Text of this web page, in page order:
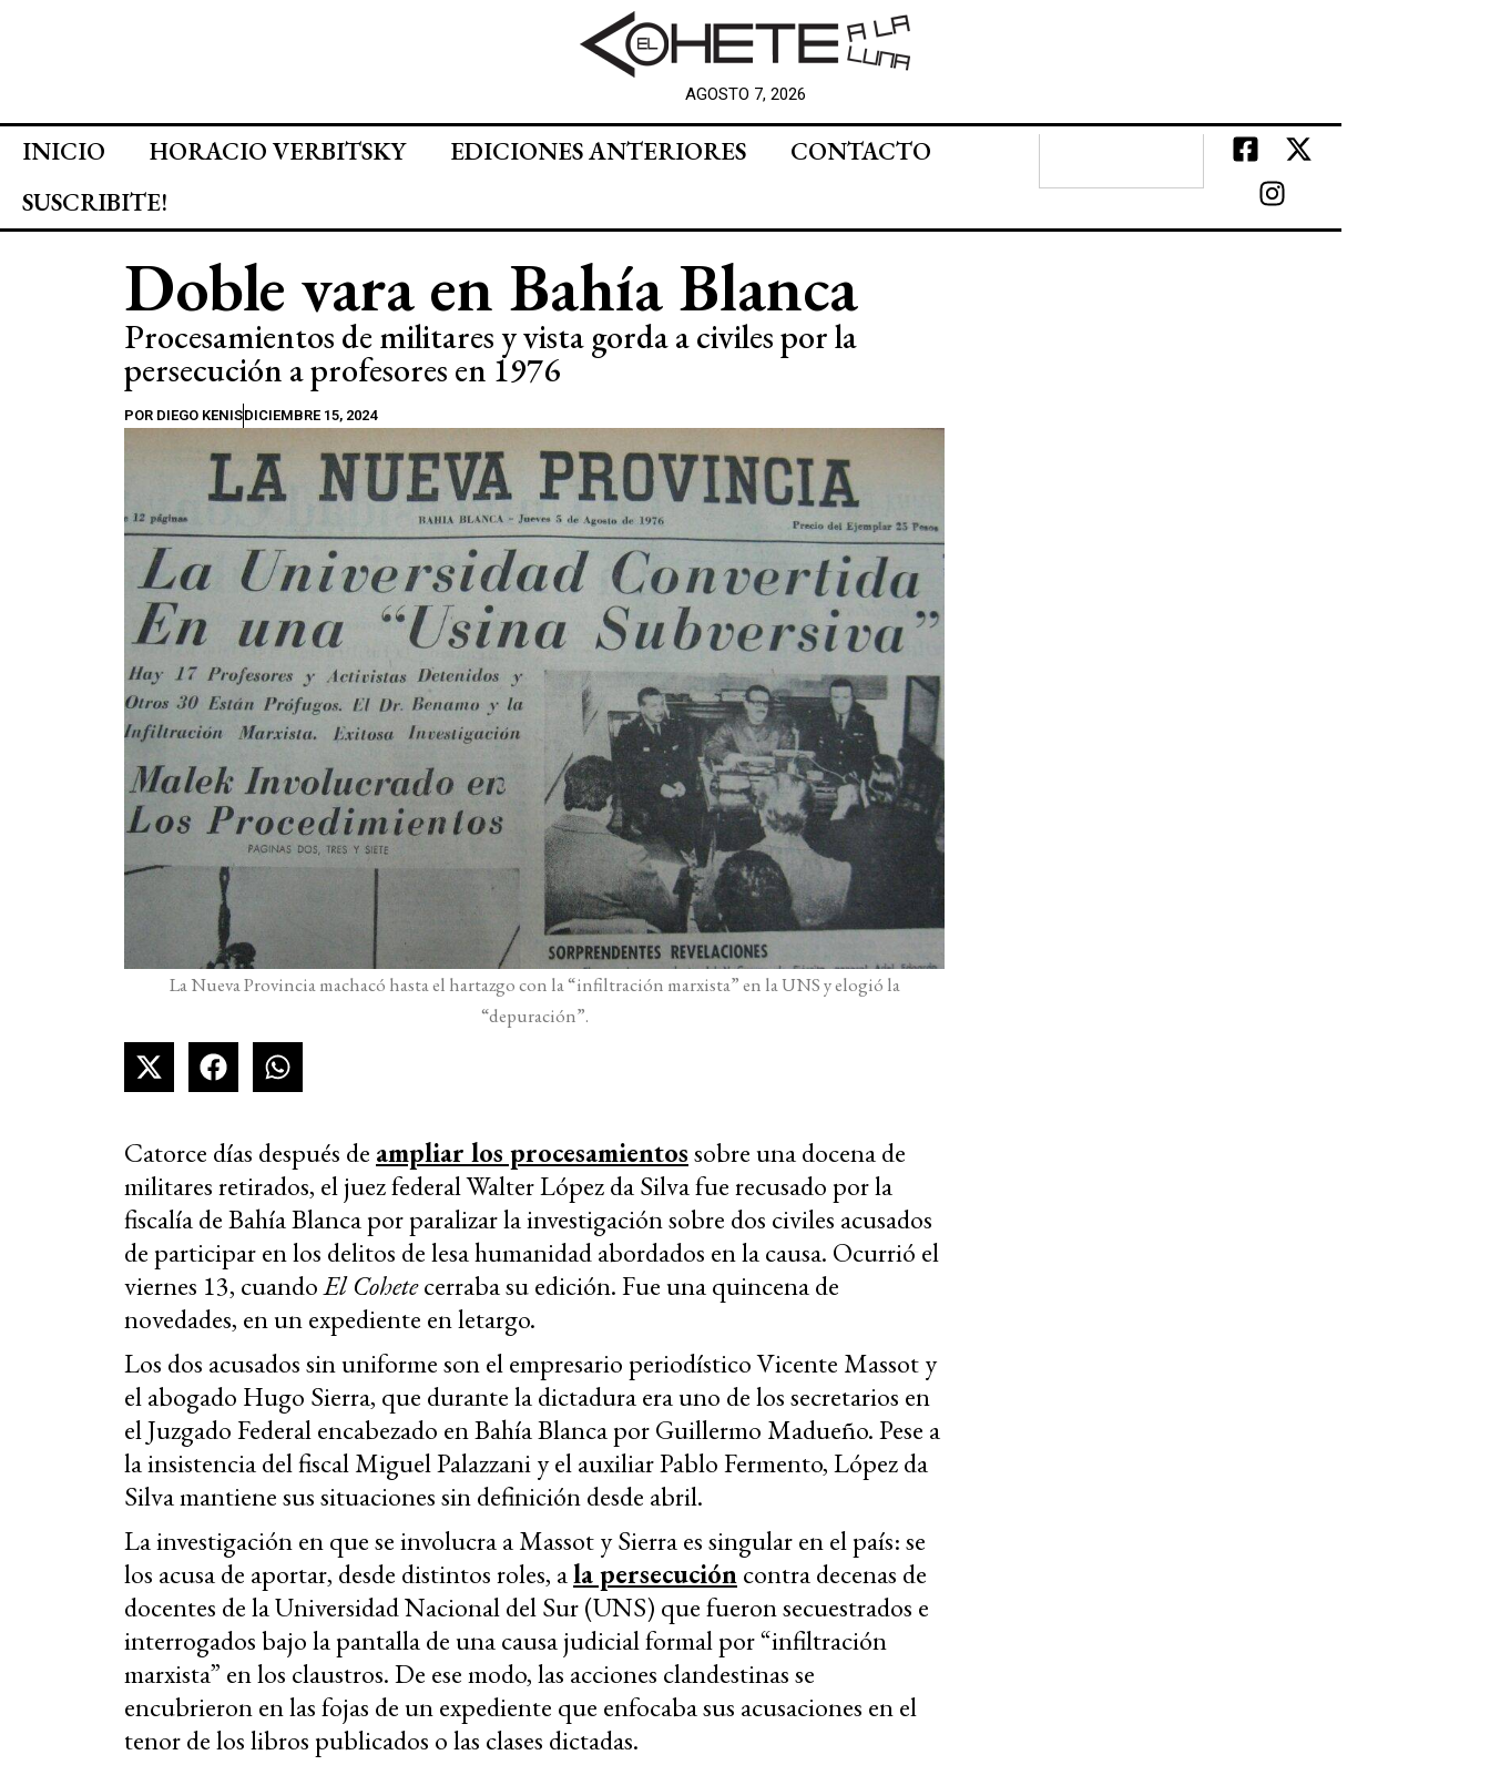
AGOSTO 7, 2026
INICIO HORACIO VERBITSKY EDICIONES ANTERIORES
CONTACTO
SUSCRIBITE!
Doble vara en Bahía Blanca
Procesamientos de militares y vista gorda a civiles por la
persecución a profesores en 1976
POR DIEGO KENISDICIEMBRE 15, 2024
La Nueva Provincia machacó hasta el hartazgo con la “infiltración marxista” en la UNS y elogió la
“depuración”.
Catorce días después de ampliar los procesamientossobre una docena de
militares retirados, el juez federal Walter López da Silva fue recusado por la
fiscalía de Bahía Blanca por paralizar la investigación sobre dos civiles acusados
de participar en los delitos de lesa humanidad abordados en la causa. Ocurrió el
viernes 13, cuandoEl Cohetecerraba su edición. Fue una quincena de
novedades, en un expediente en letargo.
Los dos acusados sin uniforme son el empresario periodístico Vicente Massot y
el abogado Hugo Sierra, que durante la dictadura era uno de los secretarios en
el Juzgado Federal encabezado en Bahía Blanca por Guillermo Madueño. Pese a
la insistencia del fiscal Miguel Palazzani y el auxiliar Pablo Fermento, López da
Silva mantiene sus situaciones sin definición desde abril.
La investigación en que se involucra a Massot y Sierra es singular en el país: se
los acusa de aportar, desde distintos roles, ala persecucióncontra decenas de
docentes de la Universidad Nacional del Sur (UNS) que fueron secuestrados e
interrogados bajo la pantalla de una causa judicial formal por “infiltración
marxista” en los claustros. De ese modo, las acciones clandestinas se
encubrieron en las fojas de un expediente que enfocaba sus acusaciones en el
tenor de los libros publicados o las clases dictadas.